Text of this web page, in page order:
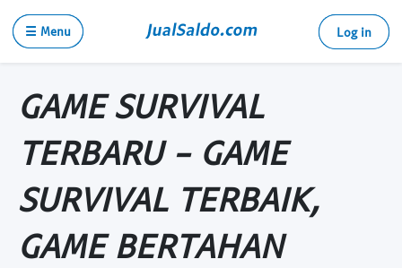
☰ Menu Log in
GAME SURVIVAL
TERBARU - GAME
SURVIVAL TERBAIK,
GAME BERTAHAN